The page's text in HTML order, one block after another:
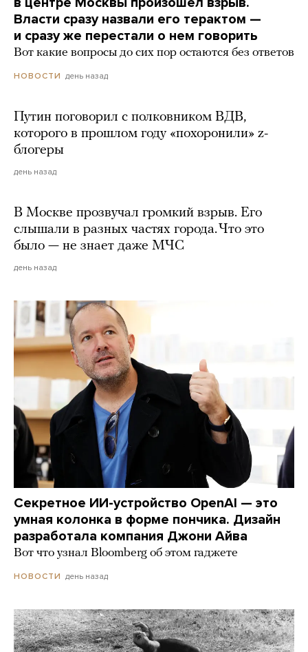
Власти сразу назвали его терактом —
и сразу же перестали о нем говорить
Вот какие вопросы до сих пор остаются без ответов
НОВОСТИ день назад
Путин поговорил с полковником ВДВ,
которого в прошлом году «похоронили» z-
блогеры
день назад
В Москве прозвучал громкий взрыв. Его
слышали в разных частях города. Что это
было — не знает даже МЧС
день назад
Секретное ИИ-устройство OpenAI — это
умная колонка в форме пончика. Дизайн
разработала компания Джони Айва
Вот что узнал Bloomberg об этом гаджете
НОВОСТИ день назад